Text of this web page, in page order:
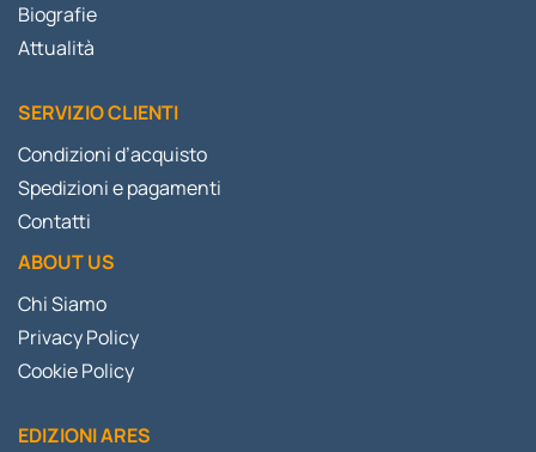
Biografie
Attualità
SERVIZIO CLIENTI
Condizioni d’acquisto
Spedizioni e pagamenti
Contatti
ABOUT US
Chi Siamo
Privacy Policy
Cookie Policy
EDIZIONI ARES